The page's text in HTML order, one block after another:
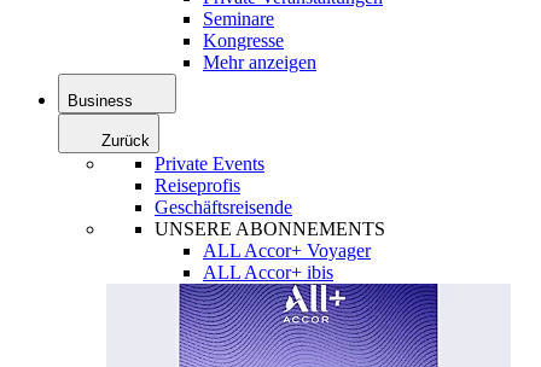
Seminare
Kongresse
Mehr anzeigen
Business
Zurück
Private Events
Reiseprofis
Geschäftsreisende
UNSERE ABONNEMENTS
ALL Accor+ Voyager
ALL Accor+ ibis